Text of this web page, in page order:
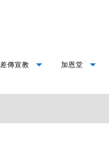
差傳宣教 arrow_drop_down 加恩堂 arrow_drop_down